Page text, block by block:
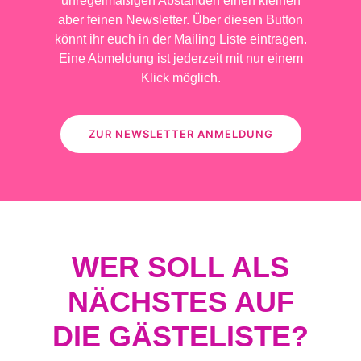
aber feinen Newsletter. Über diesen Button
könnt ihr euch in der Mailing Liste eintragen.
Eine Abmeldung ist jederzeit mit nur einem
Klick möglich.
ZUR NEWSLETTER ANMELDUNG
WER SOLL ALS
NÄCHSTES AUF
DIE GÄSTELISTE?